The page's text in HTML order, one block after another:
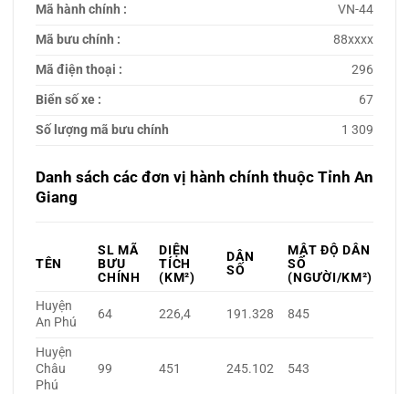
Mã hành chính :
VN-44
Mã bưu chính :
88xxxx
Mã điện thoại :
296
Biển số xe :
67
Số lượng mã bưu chính
1 309
Danh sách các đơn vị hành chính thuộc Tỉnh An
Giang
TÊN
SL MÃ
BƯU
CHÍNH
DIỆN
TÍCH
(KM²)
DÂN
SỐ
MẬT ĐỘ DÂN
SỐ
(NGƯỜI/KM²)
Huyện
An Phú
64 226,4 191.328 845
Huyện
Châu
Phú
99 451 245.102 543